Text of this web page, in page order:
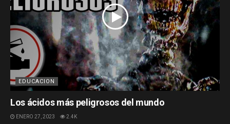
EDUCACION
Los ácidos más peligrosos del mundo
ENERO 27, 2023 2.4K